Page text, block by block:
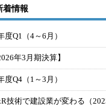
着情報
度Q1（4～6月）
年3月期決算】
度Q4（1～3月）
術で建設業が変わる（